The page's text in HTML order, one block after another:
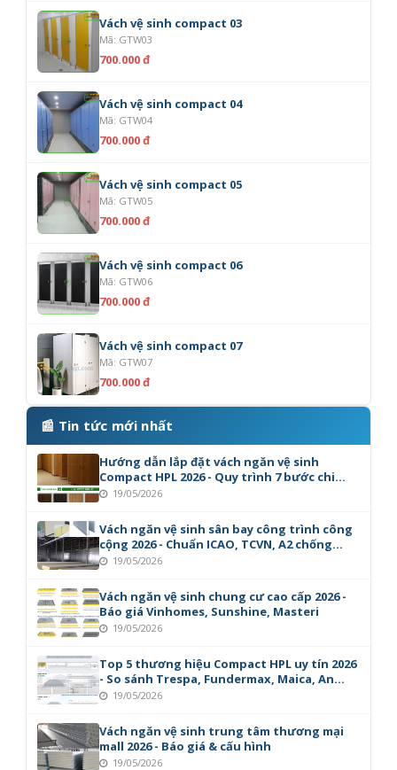
Vách vệ sinh compact 03
Mã: GTW03
700.000 đ
Vách vệ sinh compact 04
Mã: GTW04
700.000 đ
Vách vệ sinh compact 05
Mã: GTW05
700.000 đ
Vách vệ sinh compact 06
Mã: GTW06
700.000 đ
Vách vệ sinh compact 07
Mã: GTW07
700.000 đ
📰 Tin tức mới nhất
Hướng dẫn lắp đặt vách ngăn vệ sinh
Compact HPL 2026 - Quy trình 7 bước chi
tiết19/05/2026
Vách ngăn vệ sinh sân bay công trình công
cộng 2026 - Chuẩn ICAO, TCVN, A2 chống
cháy19/05/2026
Vách ngăn vệ sinh chung cư cao cấp 2026 -
Báo giá Vinhomes, Sunshine, Masteri
19/05/2026
Top 5 thương hiệu Compact HPL uy tín 2026
- So sánh Trespa, Fundermax, Maica, An
Cường
19/05/2026
Vách ngăn vệ sinh trung tâm thương mại
mall 2026 - Báo giá & cấu hình
19/05/2026